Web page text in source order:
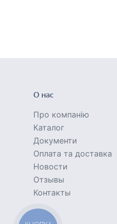
О нас
Про компанію
Каталог
Документи
Оплата та доставка
Новости
Отзывы
Контакты